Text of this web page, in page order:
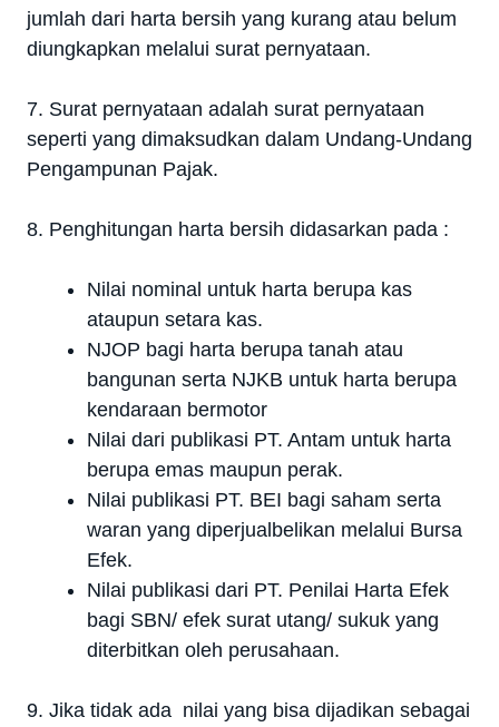
jumlah dari harta bersih yang kurang atau belum
diungkapkan melalui surat pernyataan.
7. Surat pernyataan adalah surat pernyataan
seperti yang dimaksudkan dalam Undang-Undang
Pengampunan Pajak.
8. Penghitungan harta bersih didasarkan pada :
Nilai nominal untuk harta berupa kas
ataupun setara kas.
NJOP bagi harta berupa tanah atau
bangunan serta NJKB untuk harta berupa
kendaraan bermotor
Nilai dari publikasi PT. Antam untuk harta
berupa emas maupun perak.
Nilai publikasi PT. BEI bagi saham serta
waran yang diperjualbelikan melalui Bursa
Efek.
Nilai publikasi dari PT. Penilai Harta Efek
bagi SBN/ efek surat utang/ sukuk yang
diterbitkan oleh perusahaan.
9. Jika tidak ada nilai yang bisa dijadikan sebagai